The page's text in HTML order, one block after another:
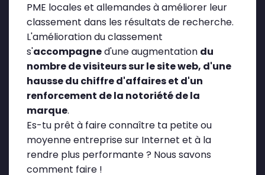
PME locales et allemandes à améliorer leur
classement dans les résultats de recherche.
L'amélioration du classement
s'accompagned'une augmentation du
nombre de visiteurs sur le site web, d'une
hausse du chiffre d'affaires et d'un
renforcement de la notoriété de la
marque.
Es-tu prêt à faire connaître ta petite ou
moyenne entreprise sur Internet et à la
rendre plus performante ? Nous savons
comment faire !